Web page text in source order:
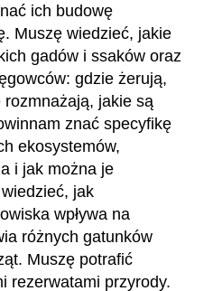
ich budowę
Muszę wiedzieć, jakie
gadów i ssaków oraz
gdzie żerują,
jakie są
znać specyfikę
ekosystemów,
i jak można je
jak
wpływa na
różnych gatunków
Muszę potrafić
rezerwatami przyrody.